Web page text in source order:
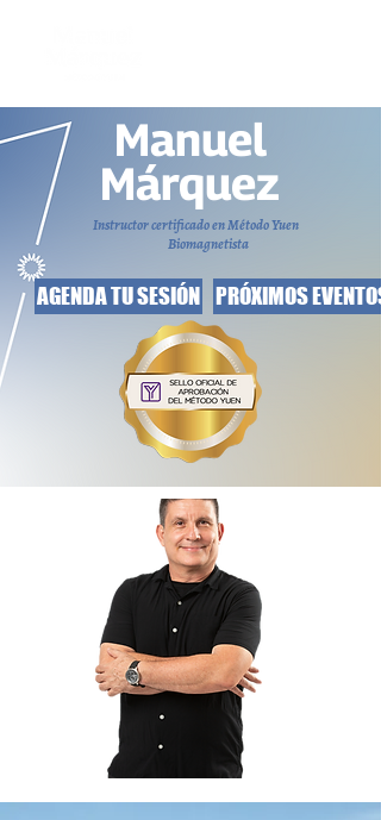
Manuel
Márquez
Instructor certificado en Método Yuen
Biomagnetista
AGENDA TU SESIÓN PRÓXIMOS EVENTOS